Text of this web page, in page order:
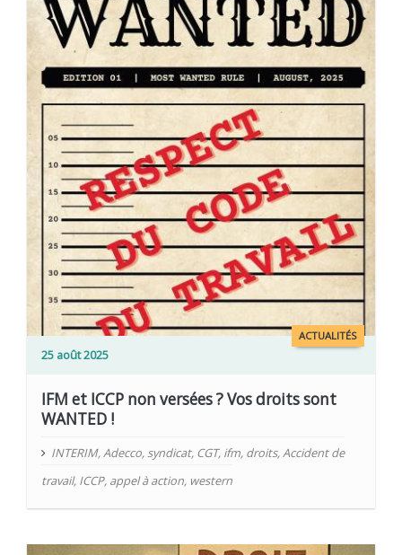
ACTUALITÉS
25 août 2025
IFM et ICCP non versées ? Vos droits sont
WANTED !
INTERIM, Adecco, syndicat, CGT, ifm, droits, Accident de
travail, ICCP, appel à action, western